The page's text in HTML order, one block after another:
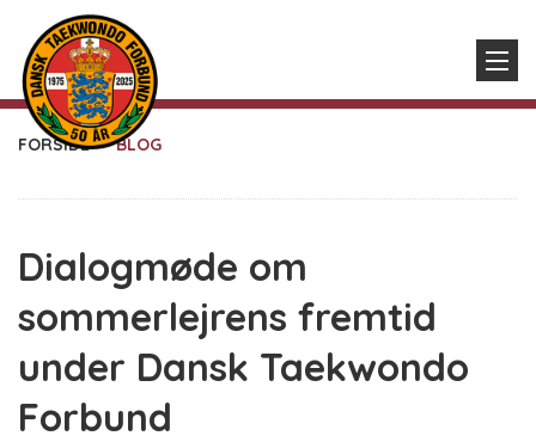
FORSIDE BLOG
Dialogmøde om
sommerlejrens fremtid
under Dansk Taekwondo
Forbund